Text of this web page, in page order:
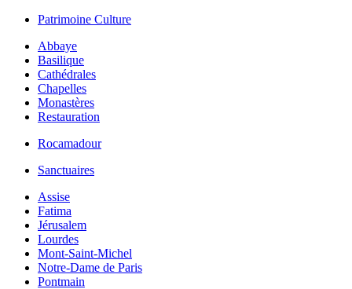
Patrimoine Culture
Abbaye
Basilique
Cathédrales
Chapelles
Monastères
Restauration
Rocamadour
Sanctuaires
Assise
Fatima
Jérusalem
Lourdes
Mont-Saint-Michel
Notre-Dame de Paris
Pontmain